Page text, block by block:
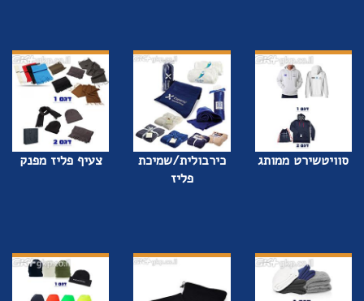
סוויטשירט ממותג
כירבולית/שמיכת
פליז
צעיף פליז מפנק